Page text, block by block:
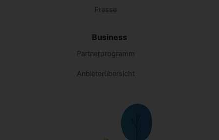
Presse
Business
Partnerprogramm
Anbieterübersicht